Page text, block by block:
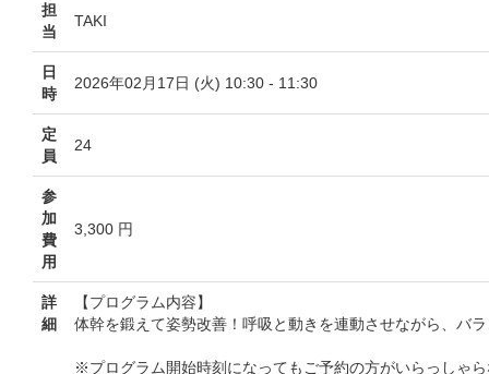
担
当
TAKI
日
時
2026年02月17日 (火) 10:30 - 11:30
定
員
24
参
加
費
用
3,300 円
詳
細
【プログラム内容】
体幹を鍛えて姿勢改善！呼吸と動きを連動させながら、バ
※プログラム開始時刻になってもご予約の方がいらっしゃ